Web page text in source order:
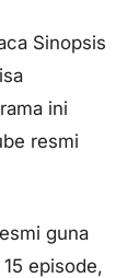
Sinopsis
ini
resmi
guna
episode,